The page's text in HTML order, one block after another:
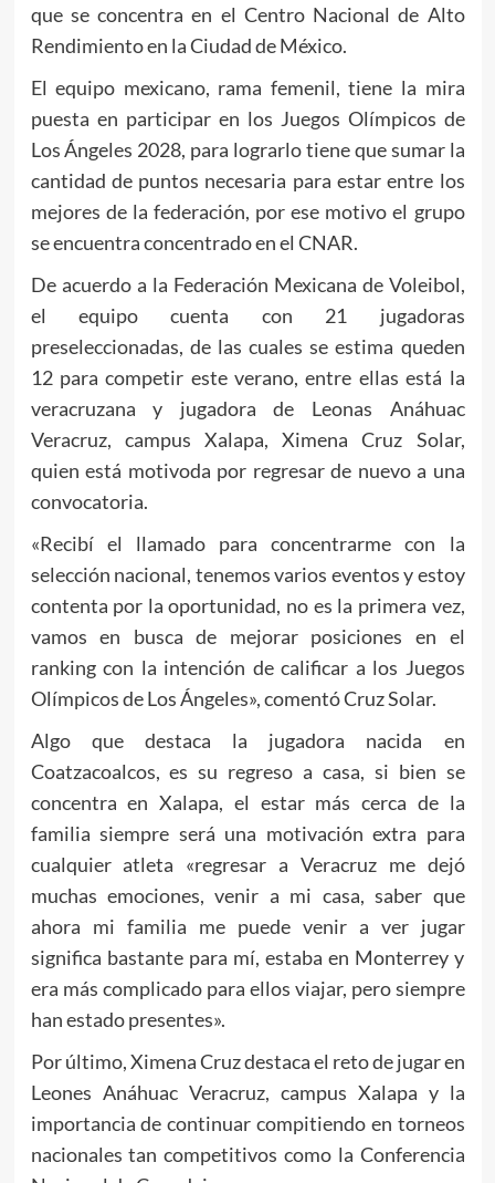
que se concentra en el Centro Nacional de Alto
Rendimiento en la Ciudad de México.
El equipo mexicano, rama femenil, tiene la mira
puesta en participar en los Juegos Olímpicos de
Los Ángeles 2028, para lograrlo tiene que sumar la
cantidad de puntos necesaria para estar entre los
mejores de la federación, por ese motivo el grupo
se encuentra concentrado en el CNAR.
De acuerdo a la Federación Mexicana de Voleibol,
el equipo cuenta con 21 jugadoras
preseleccionadas, de las cuales se estima queden
12 para competir este verano, entre ellas está la
veracruzana y jugadora de Leonas Anáhuac
Veracruz, campus Xalapa, Ximena Cruz Solar,
quien está motivoda por regresar de nuevo a una
convocatoria.
«Recibí el llamado para concentrarme con la
selección nacional, tenemos varios eventos y estoy
contenta por la oportunidad, no es la primera vez,
vamos en busca de mejorar posiciones en el
ranking con la intención de calificar a los Juegos
Olímpicos de Los Ángeles», comentó Cruz Solar.
Algo que destaca la jugadora nacida en
Coatzacoalcos, es su regreso a casa, si bien se
concentra en Xalapa, el estar más cerca de la
familia siempre será una motivación extra para
cualquier atleta «regresar a Veracruz me dejó
muchas emociones, venir a mi casa, saber que
ahora mi familia me puede venir a ver jugar
significa bastante para mí, estaba en Monterrey y
era más complicado para ellos viajar, pero siempre
han estado presentes».
Por último, Ximena Cruz destaca el reto de jugar en
Leones Anáhuac Veracruz, campus Xalapa y la
importancia de continuar compitiendo en torneos
nacionales tan competitivos como la Conferencia